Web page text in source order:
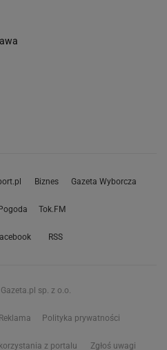
Biznes Gazeta Wyborcza
Pogoda Tok.FM
RSS
sp. z o.o.
Reklama Polityka prywatności
z portalu Zgłoś uwagi